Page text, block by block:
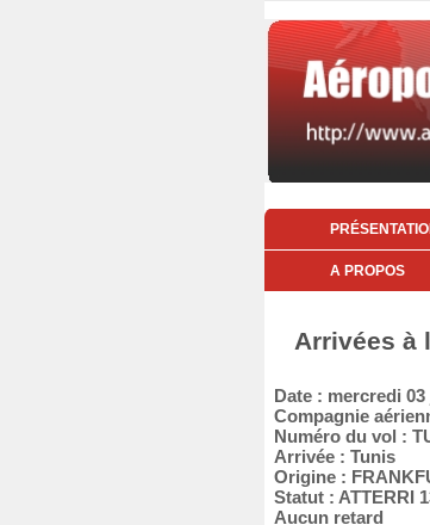
A PROPOS
Arrivées à
Date : mercredi 03
Compagnie
Numéro du vol :
Arrivée : Tunis
Origine :
Statut : ATTERRI
Aucun retard